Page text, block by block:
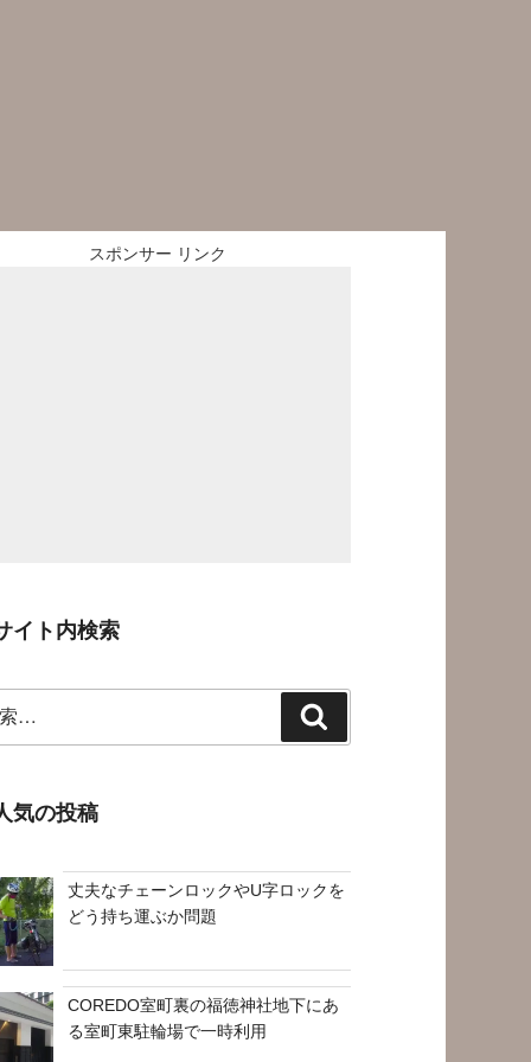
スポンサー リンク
イト内検索
索
気の投稿
丈夫なチェーンロックやU字ロックを
どう持ち運ぶか問題
COREDO室町裏の福徳神社地下にあ
る室町東駐輪場で一時利用